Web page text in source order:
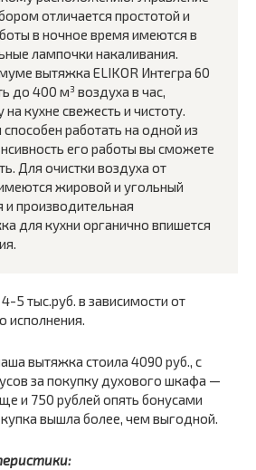
отличается простотой и
в ночное время имеются в
лампочки накаливания.
вытяжка ELIKOR Интегра 60
до 400 м³ воздуха в час,
кухне свежесть и чистоту.
работать на одной из
его работы вы сможете
Для очистки воздуха от
жировой и угольный
и производительная
для кухни органично впишется
5 тыс.руб. в зависимости от
исполнения.
вытяжка стоила 4090 руб., с
за покупку духового шкафа —
и 750 рублей опять бонусами
вышла более, чем выгодной.